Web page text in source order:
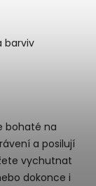
barviv
bohaté na
a posilují
vychutnat
dokonce i